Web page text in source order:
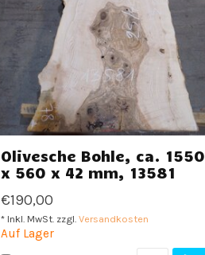
Olivesche Bohle, ca. 1550
x 560 x 42 mm, 13581
€190,00
* Inkl. MwSt. zzgl. Versandkosten
Auf Lager